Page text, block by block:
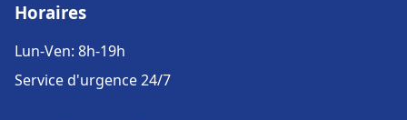
Horaires
Lun-Ven: 8h-19h
Service d'urgence 24/7